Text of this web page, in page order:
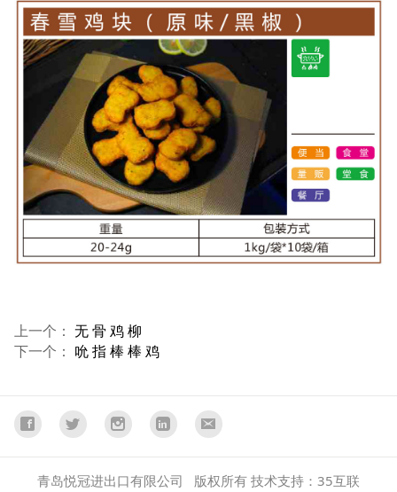
上一个： 无 骨 鸡 柳
下一个： 吮 指 棒 棒 鸡
青岛悦冠进出口有限公司 版权所有 技术支持：35互联